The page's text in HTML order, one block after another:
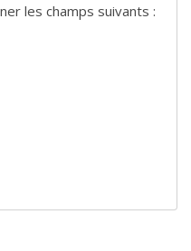
les champs suivants :